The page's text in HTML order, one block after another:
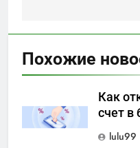
Похожие
Как
счет в
lulu99